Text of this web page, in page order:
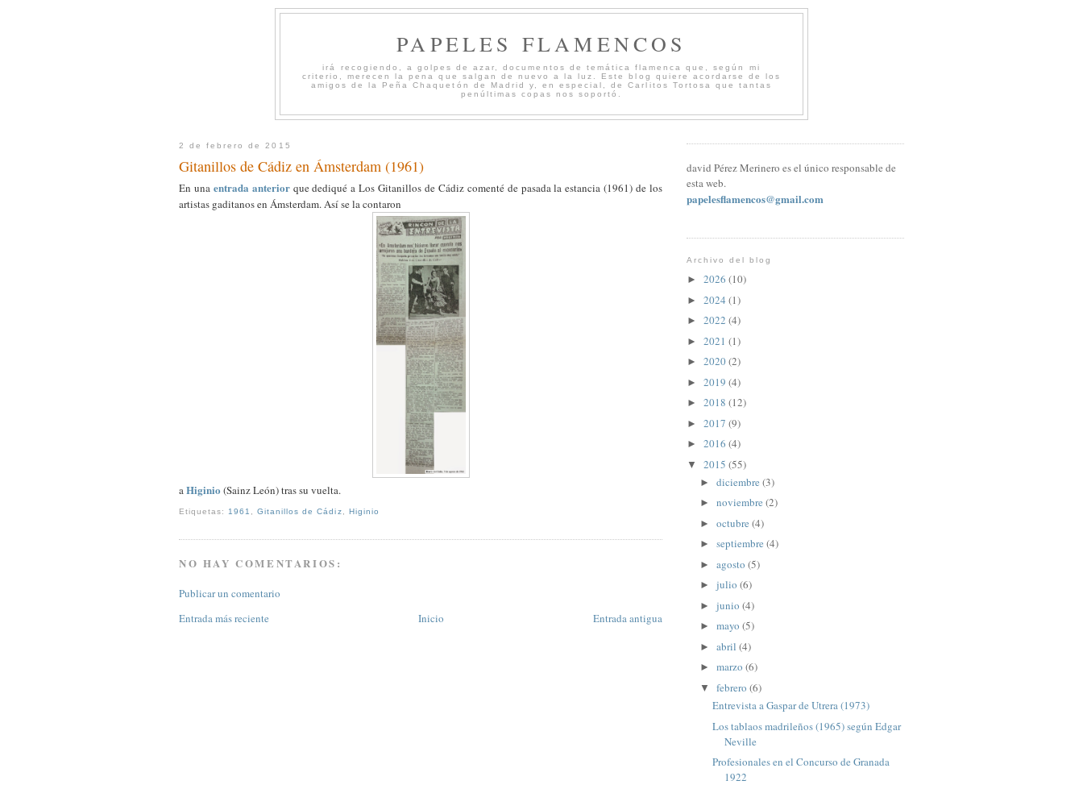
PAPELES FLAMENCOS
irá recogiendo, a golpes de azar, documentos de temática flamenca que, según mi
criterio, merecen la pena que salgan de nuevo a la luz. Este blog quiere acordarse de los
amigos de la Peña Chaquetón de Madrid y, en especial, de Carlitos Tortosa que tantas
penúltimas copas nos soportó.
2 de febrero de 2015
Gitanillos de Cádiz en Ámsterdam (1961)
En una entrada anteriorque dediqué a Los Gitanillos de Cádiz comenté de pasada la estancia (1961) de los
artistas gaditanos en Ámsterdam. Así se la contaron
aHiginio (Sainz León) tras su vuelta.
Etiquetas: 1961 ,Gitanillos de Cádiz Higinio
NO HAY COMENTARIOS:
Publicar un comentario
Entrada más reciente
Entrada antigua
Inicio
david Pérez Merinero es el único responsable de
esta web.
papelesflamencos@gmail.com
Archivo del blog
► 2026 (10)
► 2024 (1)
► 2022 (4)
► 2021 (1)
► 2020(2)
► 2019 (4)
► 2018 (12)
► 2017 (9)
► 2016 (4)
▼ 2015 (55)
► diciembre (3)
► noviembre (2)
► octubre (4)
► septiembre (4)
► agosto (5)
► julio (6)
► junio (4)
► mayo (5)
► abril (4)
► marzo (6)
▼ febrero (6)
Entrevista a Gaspar de Utrera (1973)
Los tablaos madrileños (1965) según Edgar
Neville
Profesionales en el Concurso de Granada
1922